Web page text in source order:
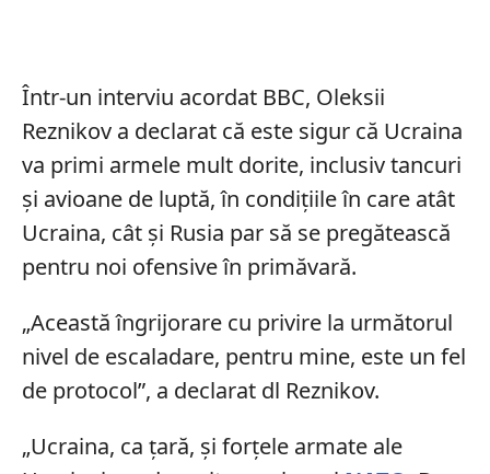
Într-un interviu acordat BBC, Oleksii
Reznikov a declarat că este sigur că Ucraina
va primi armele mult dorite, inclusiv tancuri
și avioane de luptă, în condițiile în care atât
Ucraina, cât și Rusia par să se pregătească
pentru noi ofensive în primăvară.
„Această îngrijorare cu privire la următorul
nivel de escaladare, pentru mine, este un fel
de protocol”, a declarat dl Reznikov.
„Ucraina, ca țară, și forțele armate ale